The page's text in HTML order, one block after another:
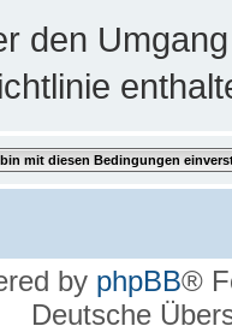
den
by phpBB®
Deutsche